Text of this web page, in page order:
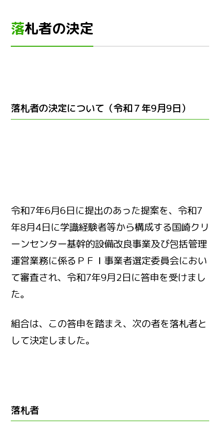
落札者の決定
落札者の決定について（令和７年9月9日）
令和7年6月6日に提出のあった提案を、令和7
年8月4日に学識経験者等から構成する国崎クリ
ーンセンター基幹的設備改良事業及び包括管理
運営業務に係るＰＦＩ事業者選定委員会におい
て審査され、令和7年9月2日に答申を受けまし
た。
組合は、この答申を踏まえ、次の者を落札者と
して決定しました。
落札者